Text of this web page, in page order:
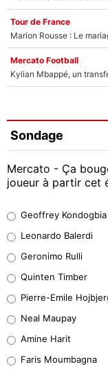
Tour de France
Marion Rousse : Le
Mercato Football
Kylian Mbappé, un
Sondage
Mercato - Ça
joueur à partir cet
38%
32%
5%
1%
Geoffrey Kondogbia
Leonardo Balerdi
Geronimo Rulli
Quinten Timber
Pierre-Emile
Neal Maupay
Amine Harit
Faris Moumbagna